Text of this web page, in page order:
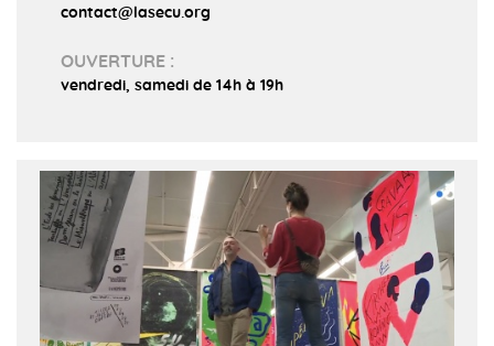
contact@lasecu.org
OUVERTURE :
vendredi, samedi de 14h à 19h